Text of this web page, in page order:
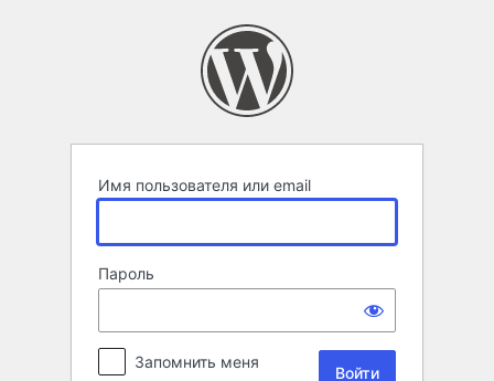
Имя пользователя или email
Пароль
Запомнить меня